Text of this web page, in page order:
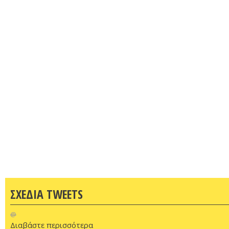
ΣΧΕΔΙΑ TWEETS
@
Διαβάστε περισσότερα